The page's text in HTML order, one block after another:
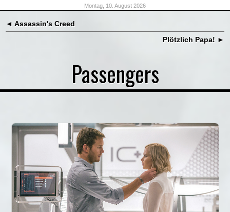
Montag, 10. August 2026
◄ Assassin's Creed
Plötzlich Papa! ►
Passengers